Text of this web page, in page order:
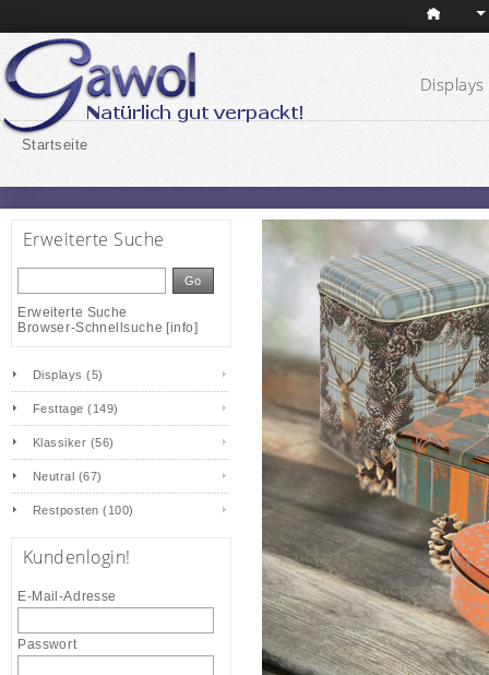
Displays
Startseite
Erweiterte Suche
Go
Erweiterte Suche
Browser-Schnellsuche [info]
Displays (5)
Festtage (149)
Klassiker (56)
Neutral (67)
Restposten (100)
Kundenlogin!
E-Mail-Adresse
Passwort